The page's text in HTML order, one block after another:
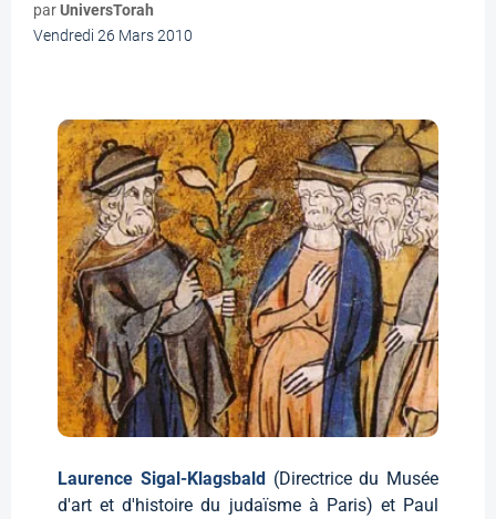
parUniversTorah
Vendredi 26 Mars 2010
Laurence Sigal-Klagsbald (Directrice du Musée
d'art et d'histoire du judaïsme à Paris) et Paul